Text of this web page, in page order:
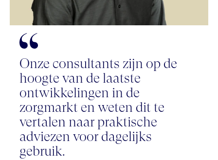
Onze consultants zijn op de
hoogte van de laatste
ontwikkelingen in de
zorgmarkt en weten dit te
vertalen naar praktische
adviezen voor dagelijks
gebruik.